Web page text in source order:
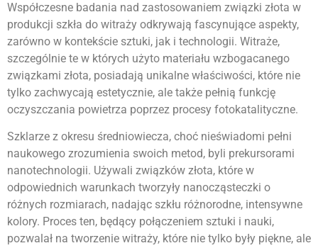
Współczesne badania nad zastosowaniem związki złota w
produkcji szkła do witraży odkrywają fascynujące aspekty,
zarówno w kontekście sztuki, jak i technologii. Witraże,
szczególnie te w których użyto materiału wzbogacanego
związkami złota, posiadają unikalne właściwości, które nie
tylko zachwycają estetycznie, ale także pełnią funkcję
oczyszczania powietrza poprzez procesy fotokatalityczne.
Szklarze z okresu średniowiecza, choć nieświadomi pełni
naukowego zrozumienia swoich metod, byli prekursorami
nanotechnologii. Używali związków złota, które w
odpowiednich warunkach tworzyły nanocząsteczki o
różnych rozmiarach, nadając szkłu różnorodne, intensywne
kolory. Proces ten, będący połączeniem sztuki i nauki,
pozwalał na tworzenie witraży, które nie tylko były piękne, ale